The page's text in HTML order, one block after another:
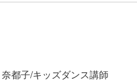
都子/キッズダンス講師